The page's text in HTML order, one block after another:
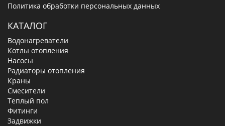
Политика обработки персональных данных
КАТАЛОГ
Водонагреватели
Котлы отопления
Насосы
Радиаторы отопления
Краны
Смесители
Теплый пол
Фитинги
Задвижки